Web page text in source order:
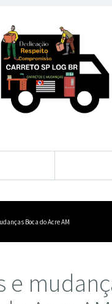
Boca do Acre AM
e